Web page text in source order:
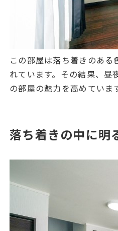
この部屋は落ち着きのあ
れています。その結果、
の部屋の魅力を高めていま
落ち着きの中に明